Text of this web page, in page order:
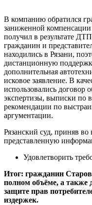
В компанию обратился
заниженной
получил в результате
гражданин и
находились в Рязани,
дистанционную
дополнительная
исковое заявление. В
использовались договор
экспертизы, выписки по
рекомендации по
аргументации.
Рязанский суд, приняв
представленную
Удовлетворить
Итог: гражданин
полном объёме, а также
защите прав
издержек.